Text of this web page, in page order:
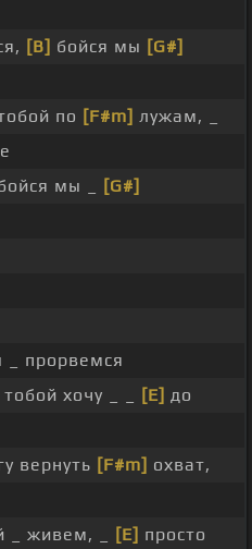
[B] бойся мы [G#]
по [F#m] лужам, _
мы _
[G#]
_ прорвемся
хочу _ _ [E] до
вернуть [F#m] охват,
_ живем, _ [E] просто